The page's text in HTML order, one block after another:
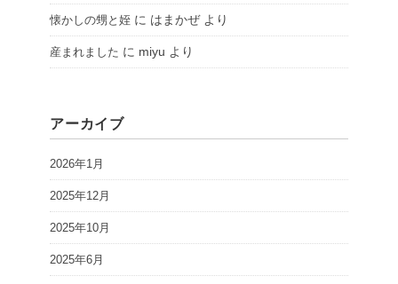
懐かしの甥と姪 に はまかぜより
産まれました に miyu より
アーカイブ
2026年1月
2025年12月
2025年10月
2025年6月